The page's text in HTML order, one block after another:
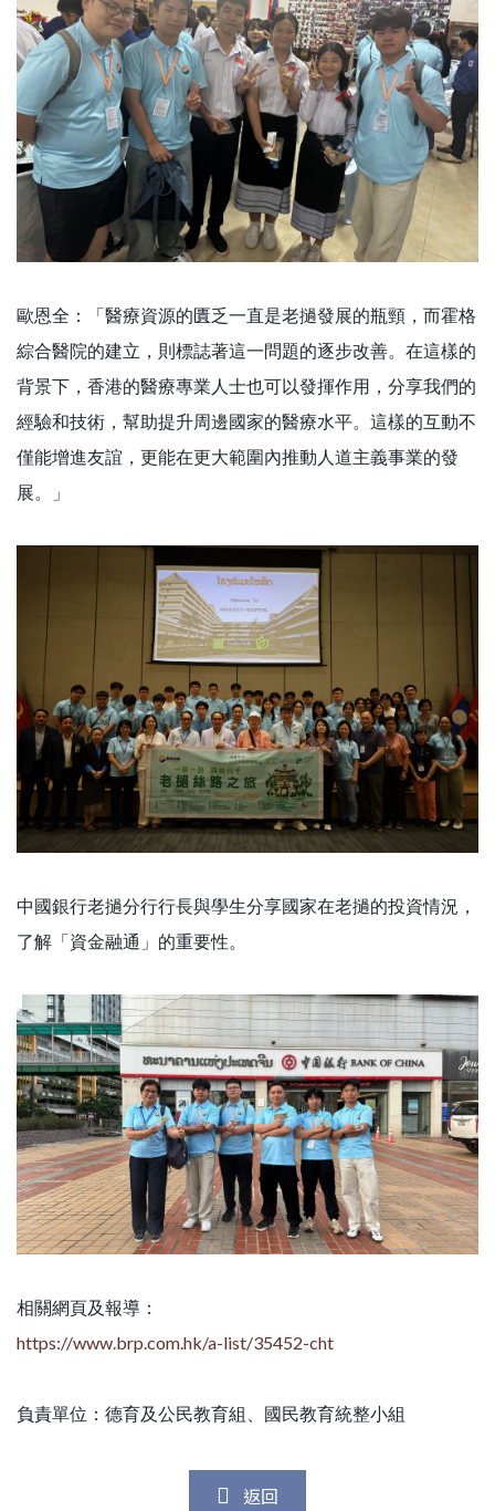
歐恩全：「醫療資源的匱乏一直是老撾發展的瓶頸，而霍格
綜合醫院的建立，則標誌著這一問題的逐步改善。在這樣的
背景下，香港的醫療專業人士也可以發揮作用，分享我們的
經驗和技術，幫助提升周邊國家的醫療水平。這樣的互動不
僅能增進友誼，更能在更大範圍內推動人道主義事業的發
展。」
中國銀行老撾分行行長與學生分享國家在老撾的投資情況，
了解「資金融通」的重要性。
相關網頁及報導：
https://www.brp.com.hk/a-list/35452-cht
負責單位：德育及公民教育組、國民教育統整小組
返回